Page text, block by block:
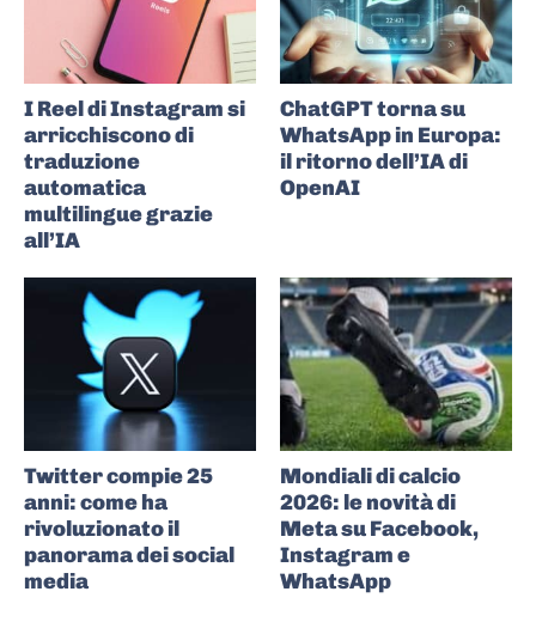
I Reel di Instagram si
arricchiscono di
traduzione
automatica
multilingue grazie
all’IA
ChatGPT torna su
WhatsApp in Europa:
il ritorno dell’IA di
OpenAI
Twitter compie 25
anni: come ha
rivoluzionato il
panorama dei social
media
Mondiali di calcio
2026: le novità di
Meta su Facebook,
Instagram e
WhatsApp